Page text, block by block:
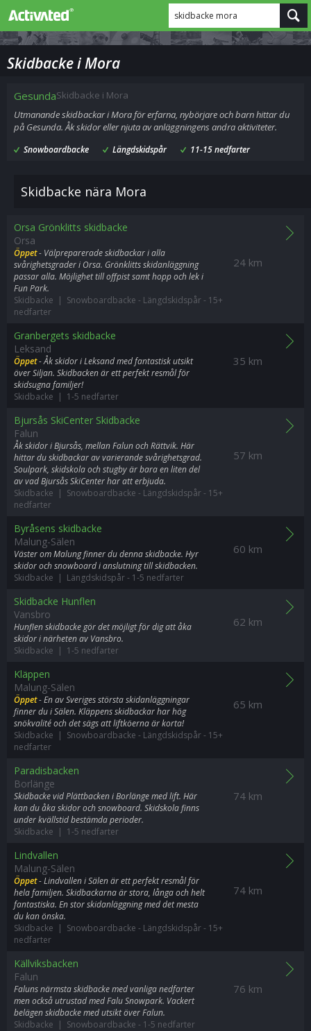
skidbacke mora
Skidbacke i Mora
GesundaSkidbacke i Mora
Utmanande skidbackar i Mora för erfarna, nybörjare och barn hittar du
på Gesunda. Åk skidor eller njuta av anläggningens andra aktiviteter.
Snowboardbacke Längdskidspår 11-15 nedfarter
Skidbacke nära Mora
24 km
Orsa Grönklitts skidbacke
Orsa
Öppet- Välpreparerade skidbackar i alla
svårighetsgrader i Orsa. Grönklitts skidanläggning
passar alla. Möjlighet till offpist samt hopp och lek i
Fun Park.
Skidbacke | Snowboardbacke - Längdskidspår- 15+
nedfarter
35 km
Granbergets skidbacke
Leksand
Öppet- Åk skidor i Leksand med fantastisk utsikt
över Siljan. Skidbacken är ett perfekt resmål för
skidsugna familjer!
Skidbacke | 1-5 nedfarter
57 km
Bjursås SkiCenter Skidbacke
Falun
Åk skidor i Bjursås, mellan Falun och Rättvik. Här
hittar du skidbackar av varierande svårighetsgrad.
Soulpark, skidskola och stugby är bara en liten del
av vad Bjursås SkiCenter har att erbjuda.
Skidbacke | Snowboardbacke - Längdskidspår- 15+
nedfarter
60 km
Byråsens skidbacke
Malung-Sälen
Väster om Malung finner du denna skidbacke. Hyr
skidor och snowboard i anslutning till skidbacken.
Skidbacke | Längdskidspår- 1-5 nedfarter
62 km
Skidbacke Hunflen
Vansbro
Hunflen skidbacke gör det möjligt för dig att åka
skidor i närheten av Vansbro.
Skidbacke | 1-5 nedfarter
65 km
Kläppen
Malung-Sälen
Öppet- En av Sveriges största skidanläggningar
finner du i Sälen. Kläppens skidbackar har hög
snökvalité och det sägs att liftköerna är korta!
Skidbacke | Snowboardbacke - Längdskidspår- 15+
nedfarter
74 km
Paradisbacken
Borlänge
Skidbacke vid Plättbacken i Borlänge med lift. Här
kan du åka skidor och snowboard. Skidskola finns
under kvällstid bestämda perioder.
Skidbacke | 1-5 nedfarter
74 km
Lindvallen
Malung-Sälen
Öppet- Lindvallen i Sälen är ett perfekt resmål för
hela familjen. Skidbackarna är stora, långa och helt
fantastiska. En stor skidanläggning med det mesta
du kan önska.
Skidbacke | Snowboardbacke - Längdskidspår- 15+
nedfarter
76 km
Källviksbacken
Falun
Faluns närmsta skidbacke med vanliga nedfarter
men också utrustad med Falu Snowpark. Vackert
belägen skidbacke med utsikt över Falun.
Skidbacke | Snowboardbacke - 1-5 nedfarter